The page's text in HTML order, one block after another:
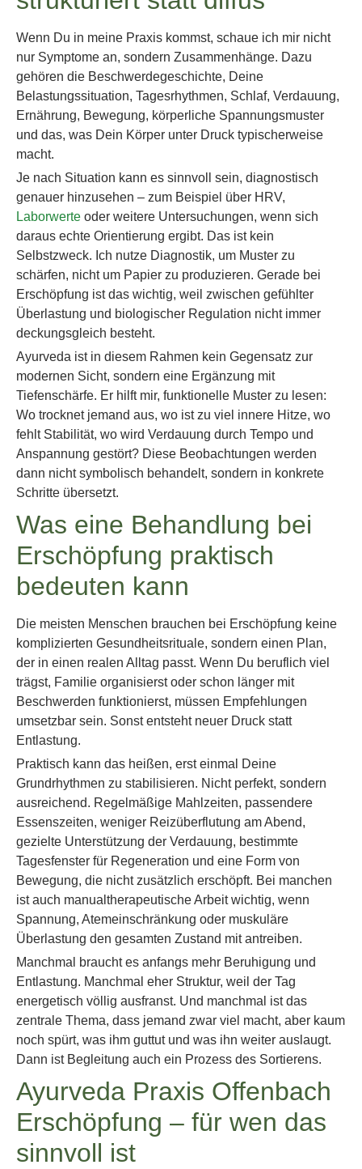
Wenn Du in meine Praxis kommst, schaue ich mir nicht
nur Symptome an, sondern Zusammenhänge. Dazu
gehören die Beschwerdegeschichte, Deine
Belastungssituation, Tagesrhythmen, Schlaf, Verdauung,
Ernährung, Bewegung, körperliche Spannungsmuster
und das, was Dein Körper unter Druck typischerweise
macht.
Je nach Situation kann es sinnvoll sein, diagnostisch
genauer hinzusehen – zum Beispiel über HRV,
Laborwerte oder weitere Untersuchungen, wenn sich
daraus echte Orientierung ergibt. Das ist kein
Selbstzweck. Ich nutze Diagnostik, um Muster zu
schärfen, nicht um Papier zu produzieren. Gerade bei
Erschöpfung ist das wichtig, weil zwischen gefühlter
Überlastung und biologischer Regulation nicht immer
deckungsgleich besteht.
Ayurveda ist in diesem Rahmen kein Gegensatz zur
modernen Sicht, sondern eine Ergänzung mit
Tiefenschärfe. Er hilft mir, funktionelle Muster zu lesen:
Wo trocknet jemand aus, wo ist zu viel innere Hitze, wo
fehlt Stabilität, wo wird Verdauung durch Tempo und
Anspannung gestört? Diese Beobachtungen werden
dann nicht symbolisch behandelt, sondern in konkrete
Schritte übersetzt.
Was eine Behandlung bei
Erschöpfung praktisch
bedeuten kann
Die meisten Menschen brauchen bei Erschöpfung keine
komplizierten Gesundheitsrituale, sondern einen Plan,
der in einen realen Alltag passt. Wenn Du beruflich viel
trägst, Familie organisierst oder schon länger mit
Beschwerden funktionierst, müssen Empfehlungen
umsetzbar sein. Sonst entsteht neuer Druck statt
Entlastung.
Praktisch kann das heißen, erst einmal Deine
Grundrhythmen zu stabilisieren. Nicht perfekt, sondern
ausreichend. Regelmäßige Mahlzeiten, passendere
Essenszeiten, weniger Reizüberflutung am Abend,
gezielte Unterstützung der Verdauung, bestimmte
Tagesfenster für Regeneration und eine Form von
Bewegung, die nicht zusätzlich erschöpft. Bei manchen
ist auch manualtherapeutische Arbeit wichtig, wenn
Spannung, Atemeinschränkung oder muskuläre
Überlastung den gesamten Zustand mit antreiben.
Manchmal braucht es anfangs mehr Beruhigung und
Entlastung. Manchmal eher Struktur, weil der Tag
energetisch völlig ausfranst. Und manchmal ist das
zentrale Thema, dass jemand zwar viel macht, aber kaum
noch spürt, was ihm guttut und was ihn weiter auslaugt.
Dann ist Begleitung auch ein Prozess des Sortierens.
Ayurveda Praxis Offenbach
Erschöpfung – für wen das
sinnvoll ist